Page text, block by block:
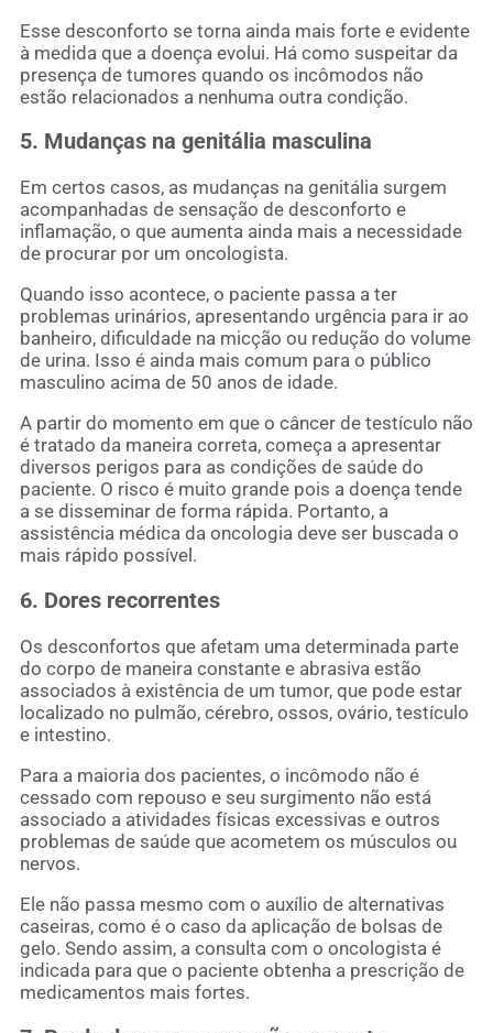
Esse desconforto se torna ainda mais forte e evidente
à medida que a doença evolui. Há como suspeitar da
presença de tumores quando os incômodos não
estão relacionados a nenhuma outra condição.
5. Mudanças na genitália masculina
Em certos casos, as mudanças na genitália surgem
acompanhadas de sensação de desconforto e
inflamação, o que aumenta ainda mais a necessidade
de procurar por um oncologista.
Quando isso acontece, o paciente passa a ter
problemas urinários, apresentando urgência para ir ao
banheiro, dificuldade na micção ou redução do volume
de urina. Isso é ainda mais comum para o público
masculino acima de 50 anos de idade.
A partir do momento em que o câncer de testículo não
é tratado da maneira correta, começa a apresentar
diversos perigos para as condições de saúde do
paciente. O risco é muito grande pois a doença tende
a se disseminar de forma rápida. Portanto, a
assistência médica da oncologia deve ser buscada o
mais rápido possível.
6. Dores recorrentes
Os desconfortos que afetam uma determinada parte
do corpo de maneira constante e abrasiva estão
associados à existência de um tumor, que pode estar
localizado no pulmão, cérebro, ossos, ovário, testículo
e intestino.
Para a maioria dos pacientes, o incômodo não é
cessado com repouso e seu surgimento não está
associado a atividades físicas excessivas e outros
problemas de saúde que acometem os músculos ou
nervos.
Ele não passa mesmo com o auxílio de alternativas
caseiras, como é o caso da aplicação de bolsas de
gelo. Sendo assim, a consulta com o oncologista é
indicada para que o paciente obtenha a prescrição de
medicamentos mais fortes.